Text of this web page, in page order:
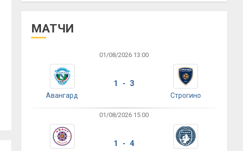
МАТЧИ
01/08/2026 13:00
Авангард
1 - 3
Строгино
01/08/2026 15:00
1 - 4